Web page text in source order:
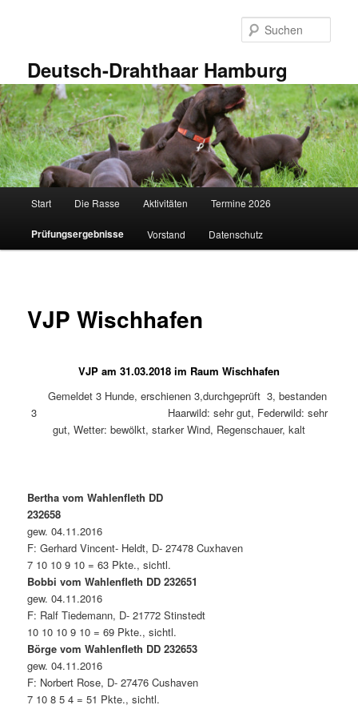
Deutsch-Drahthaar Hamburg
Start Die Rasse Aktivitäten Termine 2026
Prüfungsergebnisse Vorstand Datenschutz
VJP Wischhafen
VJP am 31.03.2018 im Raum Wischhafen
Gemeldet 3 Hunde, erschienen 3,durchgeprüft 3, bestanden
3 Haarwild: sehr gut, Federwild: sehr
gut, Wetter: bewölkt, starker Wind, Regenschauer, kalt
Bertha vom Wahlenfleth DD
232658
gew. 04.11.2016
F: Gerhard Vincent- Heldt, D- 27478 Cuxhaven
7 10 10 9 10 = 63 Pkte., sichtl.
Bobbi vom Wahlenfleth DD 232651
gew. 04.11.2016
F: Ralf Tiedemann, D- 21772 Stinstedt
10 10 10 9 10 = 69 Pkte., sichtl.
Börge vom Wahlenfleth DD 232653
gew. 04.11.2016
F: Norbert Rose, D- 27476 Cushaven
7 10 8 5 4 = 51 Pkte., sichtl.